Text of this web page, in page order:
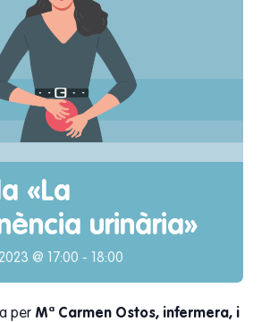
«La
urinària»
@ 17:00 - 18:00
per Mª Carmen Ostos, infermera, i